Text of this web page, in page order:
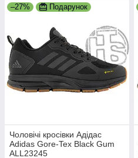
–27% Подарунок
Чоловічі кросівки Адідас
Adidas Gore-Tex Black Gum
ALL23245